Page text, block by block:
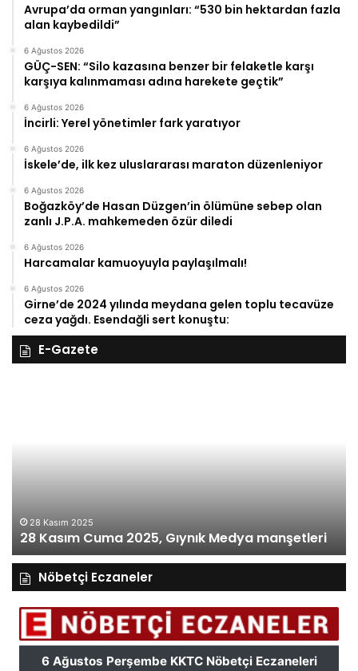
Avrupa’da orman yangınları: “530 bin hektardan fazla
alan kaybedildi”
6 Ağustos 2026
GÜÇ-SEN: “Silo kazasına benzer bir felaketle karşı
karşıya kalınmaması adına harekete geçtik”
6 Ağustos 2026
İncirli: Yerel yönetimler fark yaratıyor
6 Ağustos 2026
İskele’de, ilk kez uluslararası maraton düzenleniyor
6 Ağustos 2026
Boğazköy’de Hasan Düzgen’in ölümüne sebep olan
zanlı J.P.A. mahkemeden özür diledi
6 Ağustos 2026
Harcamalar kamuoyuyla paylaşılmalı!
6 Ağustos 2026
Girne’de 2024 yılında meydana gelen toplu tecavüze
ceza yağdı. Esendağli sert konuştu:
E-Gazete
manşetleri
manşetleri
Nöbetçi Eczaneler